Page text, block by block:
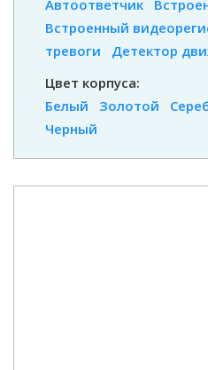
Автоответчик
Встроенный
тревоги
Детектор
Цвет корпуса:
Белый
Золотой
Черный